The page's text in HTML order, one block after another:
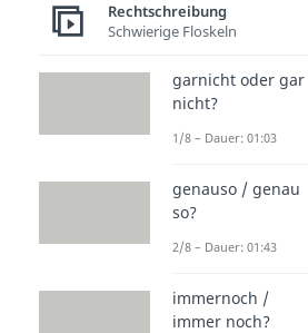
Rechtschreibung
Schwierige Floskeln
garnicht oder gar
nicht?
1/8 – Dauer: 01:03
genauso / genau
so?
2/8 – Dauer: 01:43
immernoch /
immer noch?